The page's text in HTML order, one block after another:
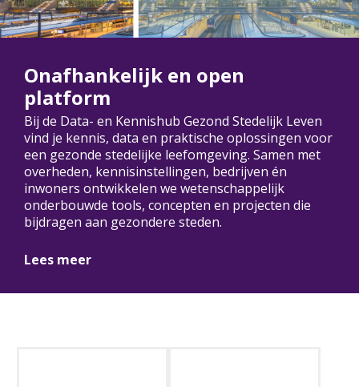
Onafhankelijk en open
platform
Bij de Data- en Kennishub Gezond Stedelijk Leven
vind je kennis, data en praktische oplossingen voor
een gezonde stedelijke leefomgeving. Samen met
overheden, kennisinstellingen, bedrijven én
inwoners ontwikkelen we wetenschappelijk
onderbouwde tools, concepten en projecten die
bijdragen aan gezondere steden.
Lees meer